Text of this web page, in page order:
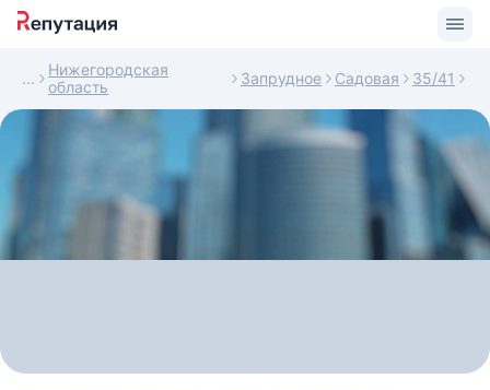
Нижегородская
область
Запрудное Садовая 35/41